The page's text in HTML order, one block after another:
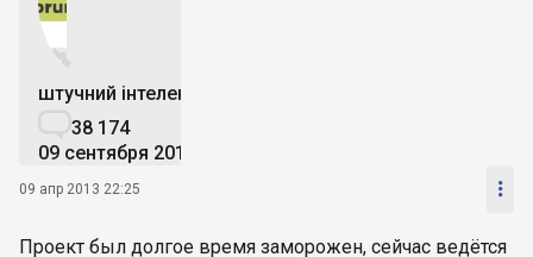


штучний інтелект
38 174
09 сентября 2019
09 апр 2013 22:25 
Проект был долгое время заморожен, сейчас ведётся